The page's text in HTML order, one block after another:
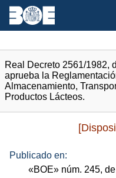
Real Decreto 2561/1982,
aprueba la
Almacenamiento,
Productos Lácteos.
Publicado en:
«BOE» núm. 245,